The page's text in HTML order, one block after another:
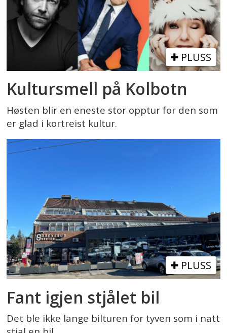
PLUSS
Kultursmell på Kolbotn
Høsten blir en eneste stor opptur for den som
er glad i kortreist kultur.
PLUSS
Fant igjen stjålet bil
Det ble ikke lange bilturen for tyven som i natt